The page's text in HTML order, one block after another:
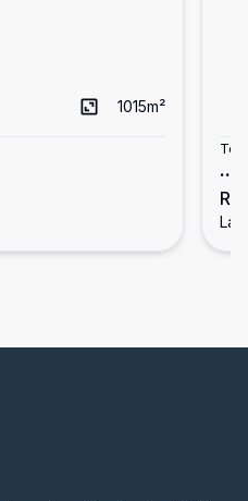
1015m²
...